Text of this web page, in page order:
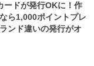
ードが発行OKに！作
ら1,000ポイントプレ
ンド違いの発行がオ